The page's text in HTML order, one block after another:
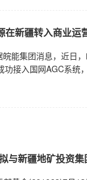
在新疆转入商业运
能集团消息，近日
功接入国网AGC系
与新疆地矿投资